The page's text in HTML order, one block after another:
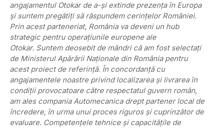
angajamentul Otokar de a-și extinde prezența în Europa
și suntem pregătiți să răspundem cerințelor României.
Prin acest parteneriat, România va deveni un hub
strategic pentru operațiunile europene ale
Otokar. Suntem deosebit de mândri că am fost selectați
de Ministerul Apărării Naționale din România pentru
acest proiect de referință. În concordanță cu
angajamentele noastre privind localizarea și livrarea în
condiții provocatoare către respectatul guvern român,
am ales compania Automecanica drept partener local de
încredere, în urma unui proces riguros și cuprinzător de
evaluare. Competențele tehnice și capacitățile de